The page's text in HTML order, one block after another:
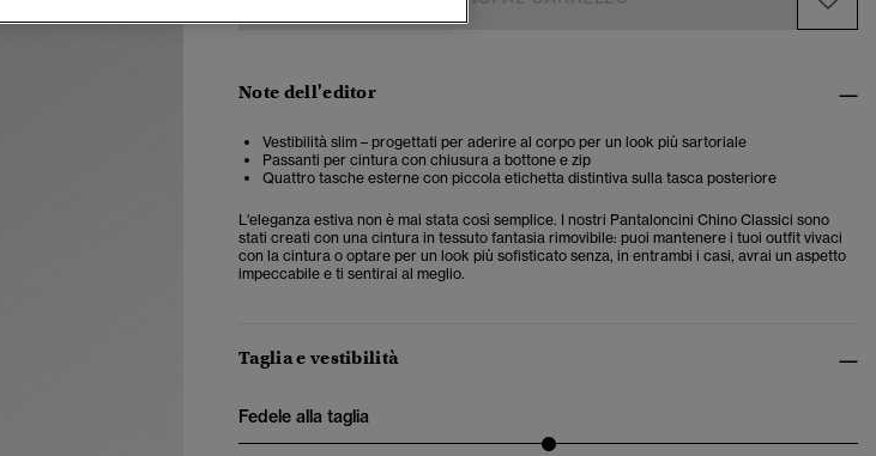
Note dell'editor
Vestibilità slim – progettati per aderire al corpo per un look più sartoriale
Passanti per cintura con chiusura a bottone e zip
Quattro tasche esterne con piccola etichetta distintiva sulla tasca posteriore
L'eleganza estiva non è mai stata così semplice. I nostri Pantaloncini Chino Classici sono
stati creati con una cintura in tessuto fantasia rimovibile: puoi mantenere i tuoi outfit vivaci
con la cintura o optare per un look più sofisticato senza, in entrambi i casi, avrai un aspetto
impeccabile e ti sentirai al meglio.
Taglia e vestibilità
Fedele alla taglia